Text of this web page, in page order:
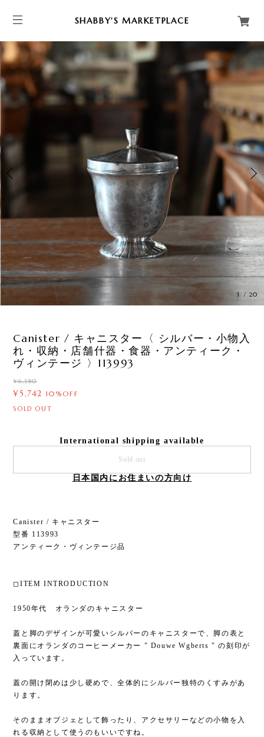
SHABBY'S MARKETPLACE
3/ 20
Canister / キャニスター〈 シルバー・小物入
れ・収納・店舗什器・食器・アンティーク・
ヴィンテージ 〉113993
¥6,380
¥5,742 10%OFF
SOLD OUT
International shipping available
Sold out
日本国内にお住まいの方向け
Canister / キャニスター
型番 113993
アンティーク・ヴィンテージ品
◻︎ITEM INTRODUCTION
1950年代 オランダのキャニスター
蓋と脚のデザインが可愛いシルバーのキャニスターで、脚の表と
裏面にオランダのコーヒーメーカー " Douwe Wgberts " の刻印が
入っています。
蓋の開け閉めは少し硬めで、全体的にシルバー独特のくすみがあ
ります。
そのままオブジェとして飾ったり、アクセサリーなどの小物を入
れる収納として使うのもいいですね。